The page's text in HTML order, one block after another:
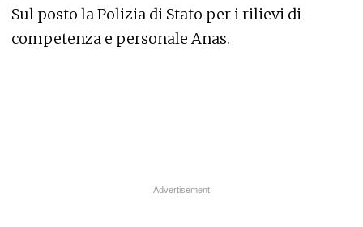
Sul posto la Polizia di Stato per i rilievi di
competenza e personale Anas.